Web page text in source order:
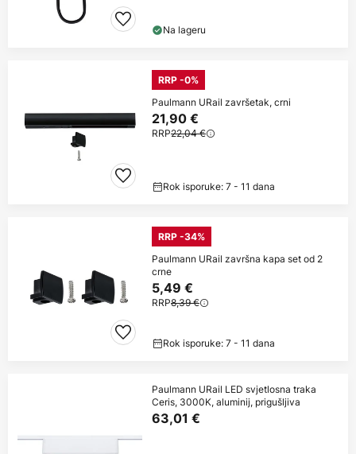
Na lageru
RRP -0%
Paulmann URail završetak, crni
21,90 €
RRP22,04 €
Rok isporuke: 7 - 11 dana
RRP -34%
Paulmann URail završna kapa set od 2
crne
5,49 €
RRP8,39 €
Rok isporuke: 7 - 11 dana
Paulmann URail LED svjetlosna traka
Ceris, 3000K, aluminij, prigušljiva
63,01 €